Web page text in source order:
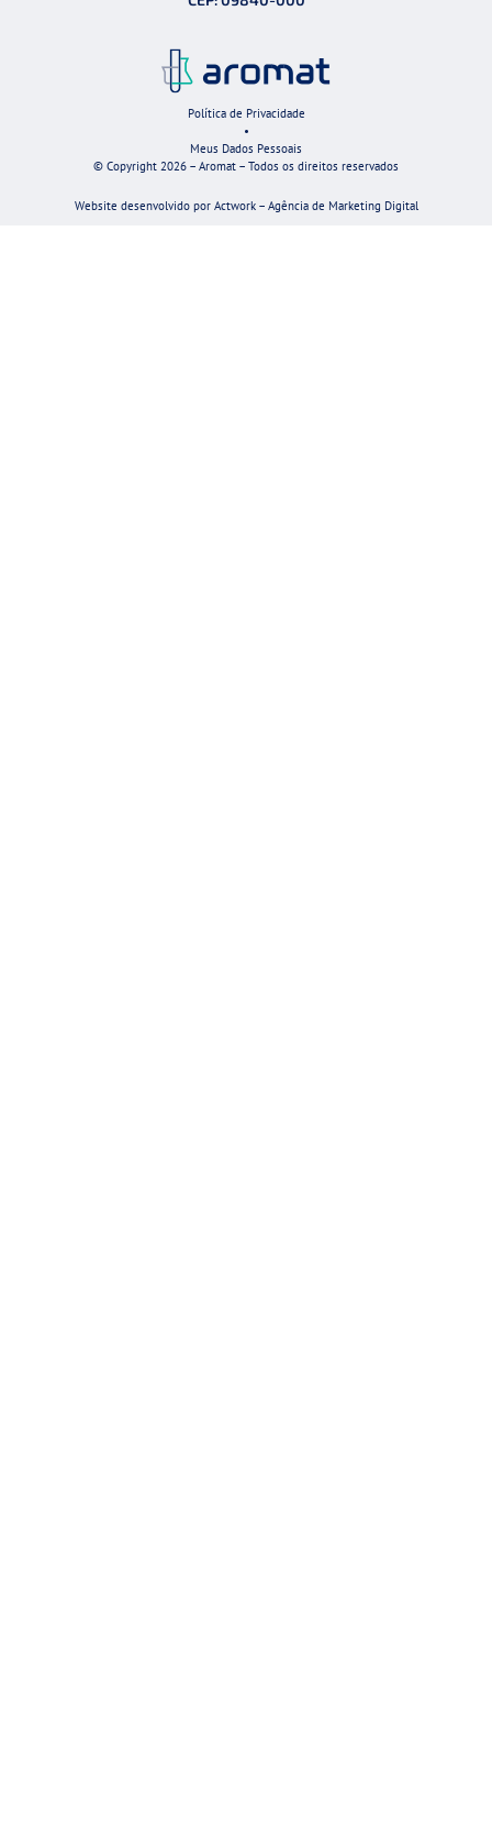
Política de Privacidade
•
Meus Dados Pessoais
© Copyright 2026 – Aromat – Todos os direitos reservados
Website desenvolvido por Actwork – Agência de Marketing Digital